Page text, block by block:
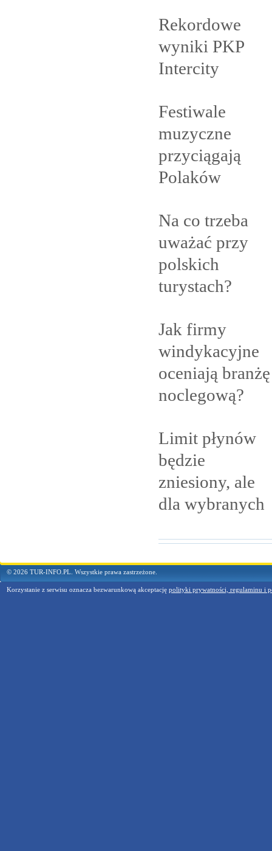
Rekordowe
wyniki PKP
Intercity
Festiwale
muzyczne
przyciągają
Polaków
Na co trzeba
uważać przy
polskich
turystach?
Jak firmy
windykacyjne
oceniają branżę
noclegową?
Limit płynów
będzie
zniesiony, ale
dla wybranych
© 2026 TUR-INFO.PL. Wszystkie prawa zastrzeżone.
Korzystanie z serwisu oznacza bezwarunkową akceptację polityki prywatności, regulaminu i